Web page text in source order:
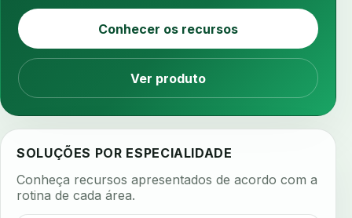
apresentacao de plano
arcos personalizados
armazenamento materiais arquivamento exames
arquivo clinico
assimetria facial
Conhecer os recursos
Ver produto
SOLUÇÕES POR ESPECIALIDADE
Conheça recursos apresentados de acordo com a
rotina de cada área.